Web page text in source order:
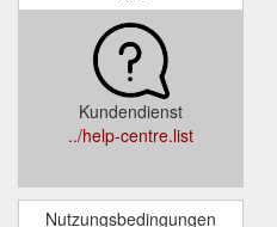
Kundendienst
../help-centre.list
Nutzungsbedingungen